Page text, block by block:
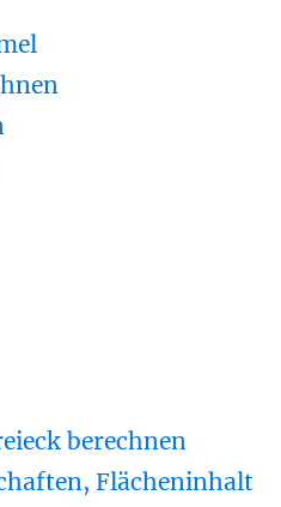
berechnen
Flächeninhalt